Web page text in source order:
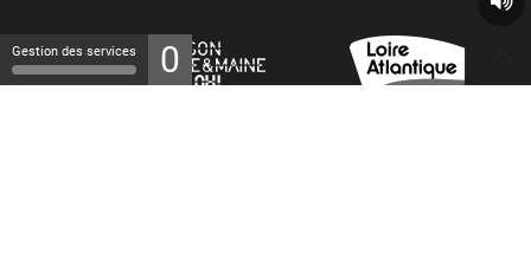
Gestion des services 0